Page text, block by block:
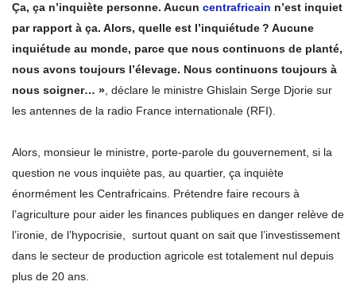
Ça, ça n’inquiète personne. Aucun centrafricain n’est inquiet
par rapport à ça. Alors, quelle est l’inquiétude ? Aucune
inquiétude au monde, parce que nous continuons de planté,
nous avons toujours l’élevage. Nous continuons toujours à
nous soigner… », déclare le ministre Ghislain Serge Djorie sur
les antennes de la radio France internationale (RFI).
Alors, monsieur le ministre, porte-parole du gouvernement, si la
question ne vous inquiète pas, au quartier, ça inquiète
énormément les Centrafricains. Prétendre faire recours à
l’agriculture pour aider les finances publiques en danger relève de
l’ironie, de l’hypocrisie, surtout quant on sait que l’investissement
dans le secteur de production agricole est totalement nul depuis
plus de 20 ans.